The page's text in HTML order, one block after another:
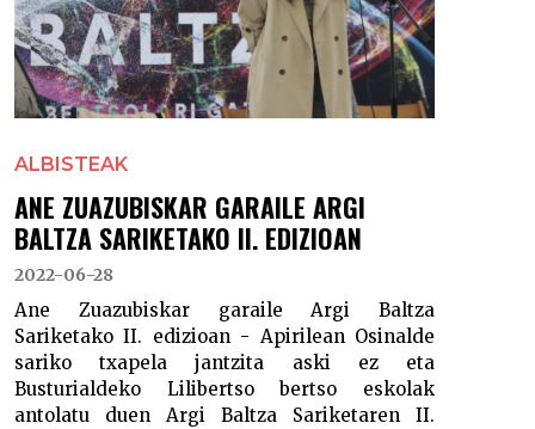
ALBISTEAK
ANE ZUAZUBISKAR GARAILE ARGI
BALTZA SARIKETAKO II. EDIZIOAN
2022-06-28
Ane Zuazubiskar garaile Argi Baltza
Sariketako II. edizioan - Apirilean Osinalde
sariko txapela jantzita aski ez eta
Busturialdeko Lilibertso bertso eskolak
antolatu duen Argi Baltza Sariketaren II.